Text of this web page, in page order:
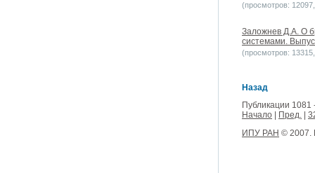
(просмотров:
Заложнев Д.А. О
системами.
(просмотров:
Назад
Публикации 1081
Начало
Пред.
ИПУ РАН © 2007.